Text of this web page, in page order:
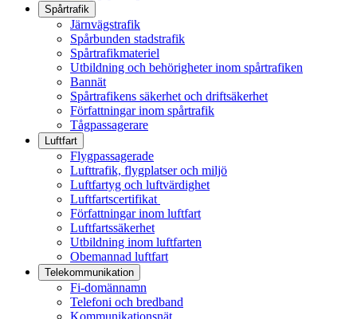
Spårtrafik
Järnvägstrafik
Spårbunden stadstrafik
Spårtrafikmateriel
Utbildning och behörigheter inom spårtrafiken
Bannät
Spårtrafikens säkerhet och driftsäkerhet
Författningar inom spårtrafik
Tågpassagerare
Luftfart
Flygpassagerade
Lufttrafik, flygplatser och miljö
Luftfartyg och luftvärdighet
Luftfartscertifikat
Författningar inom luftfart
Luftfartssäkerhet
Utbildning inom luftfarten
Obemannad luftfart
Telekommunikation
Fi-domännamn
Telefoni och bredband
Kommunikationsnät